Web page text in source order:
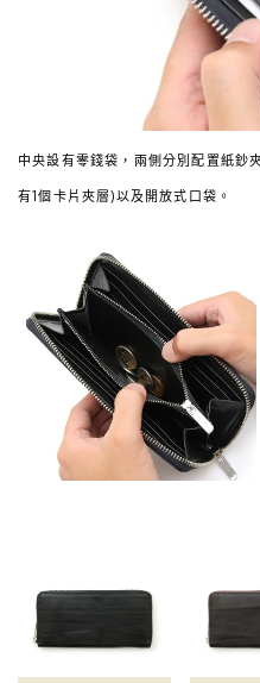
中央設有零錢袋，兩側分別配置紙鈔
有1個卡片夾層)以及開放式口袋。